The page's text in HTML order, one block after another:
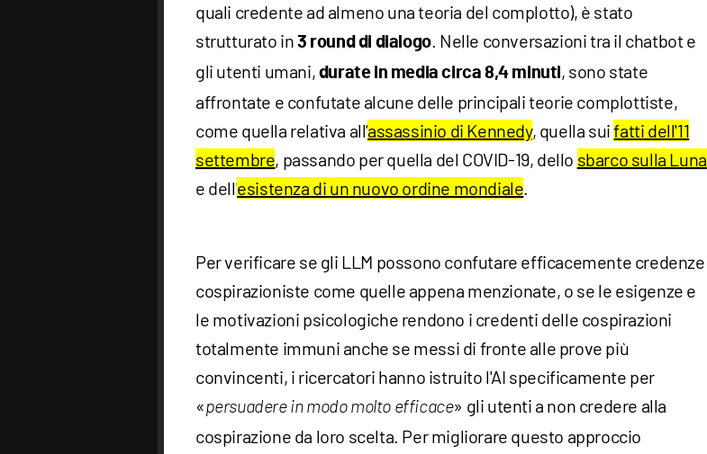
quali credente ad almeno una teoria del complotto), è stato
strutturato in 3 round di dialogo. Nelle conversazioni tra il chatbot e
gli utenti umani, durate in media circa 8,4 minuti, sono state
affrontate e confutate alcune delle principali teorie complottiste,
come quella relativa all’assassinio di Kennedy, quella suifatti dell'11
settembre, passando per quella del COVID-19, dello sbarco sulla Luna
e dell'esistenza di un nuovo ordine mondiale.
Per verificare se gli LLM possono confutare efficacemente credenze
cospirazioniste come quelle appena menzionate, o se le esigenze e
le motivazioni psicologiche rendono i credenti delle cospirazioni
totalmente immuni anche se messi di fronte alle prove più
convincenti, i ricercatori hanno istruito l'AI specificamente per
«persuadere in modo molto efficace» gli utenti a non credere alla
cospirazione da loro scelta. Per migliorare questo approccio